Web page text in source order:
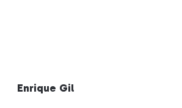
Enrique Gil